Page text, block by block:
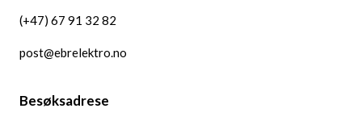
(+47) 67 91 32 82
post@ebrelektro.no
Besøksadrese